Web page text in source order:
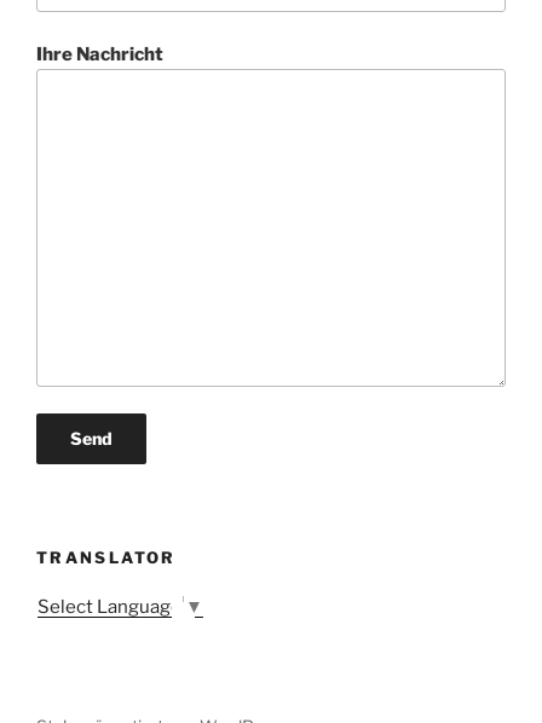
Ihre Nachricht
TRANSLATOR
Select Language ▼